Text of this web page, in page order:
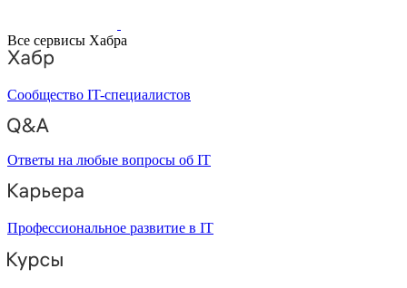
Все сервисы Хабра
Сообщество IT-специалистов
Ответы на любые вопросы об IT
Профессиональное развитие в IT